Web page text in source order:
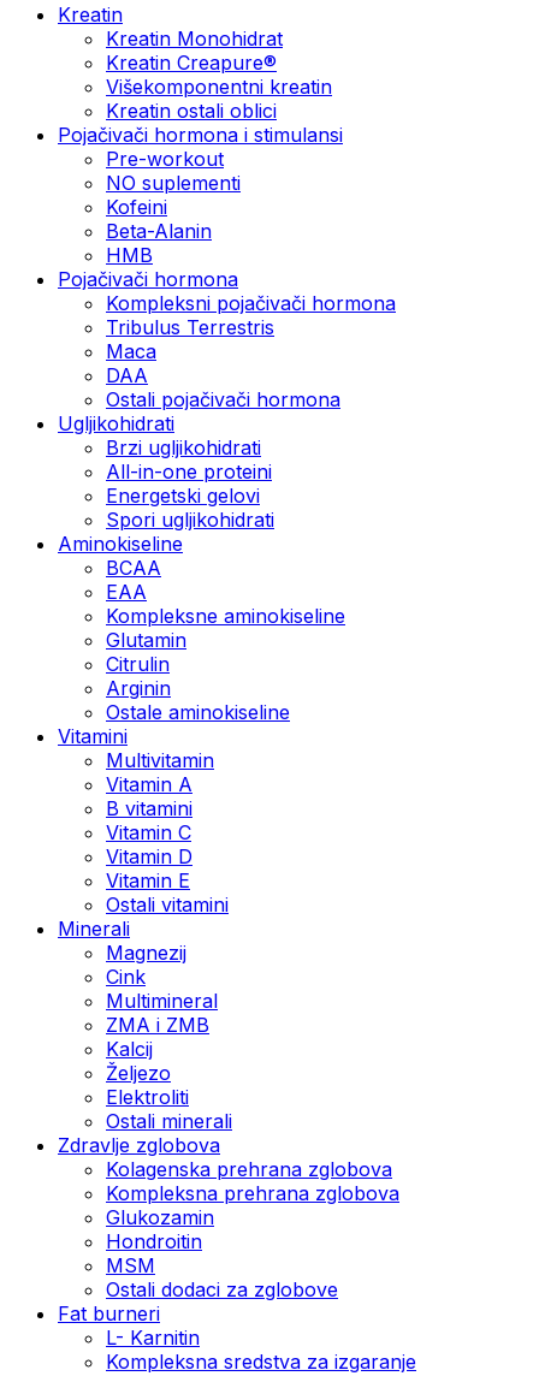
Kreatin
Kreatin Monohidrat
Kreatin Creapure®
Višekomponentni kreatin
Kreatin ostali oblici
Pojačivači hormona i stimulansi
Pre-workout
NO suplementi
Kofeini
Beta-Alanin
HMB
Pojačivači hormona
Kompleksni pojačivači hormona
Tribulus Terrestris
Maca
DAA
Ostali pojačivači hormona
Ugljikohidrati
Brzi ugljikohidrati
All-in-one proteini
Energetski gelovi
Spori ugljikohidrati
Aminokiseline
BCAA
EAA
Kompleksne aminokiseline
Glutamin
Citrulin
Arginin
Ostale aminokiseline
Vitamini
Multivitamin
Vitamin A
B vitamini
Vitamin C
Vitamin D
Vitamin E
Ostali vitamini
Minerali
Magnezij
Cink
Multimineral
ZMA i ZMB
Kalcij
Željezo
Elektroliti
Ostali minerali
Zdravlje zglobova
Kolagenska prehrana zglobova
Kompleksna prehrana zglobova
Glukozamin
Hondroitin
MSM
Ostali dodaci za zglobove
Fat burneri
L- Karnitin
Kompleksna sredstva za izgaranje